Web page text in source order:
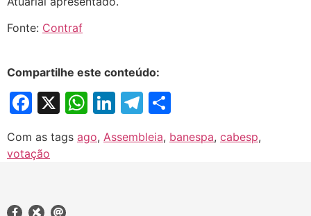
Fonte: Contraf
Compartilhe este conteúdo:
Facebook
X WhatsApp
LinkedIn
Telegram
Com as tags ago, Assembleia, banespa, cabesp,
votação